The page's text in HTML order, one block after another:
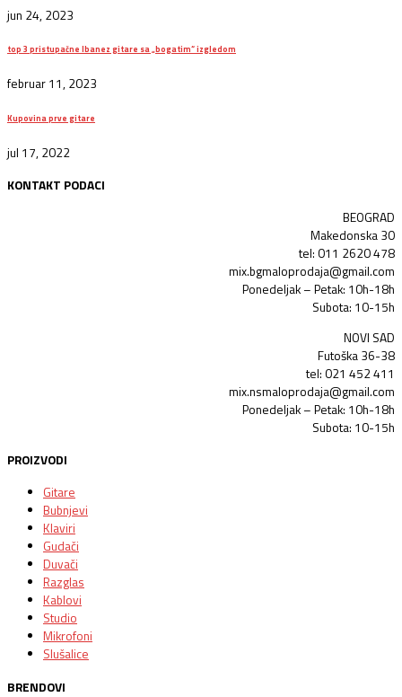
jun 24, 2023
top 3 pristupačne Ibanez gitare sa „bogatim“ izgledom
februar 11, 2023
Kupovina prve gitare
jul 17, 2022
KONTAKT PODACI
BEOGRAD
Makedonska 30
tel: 011 2620 478
mix.bgmaloprodaja@gmail.com
Ponedeljak – Petak: 10h-18h
Subota: 10-15h
NOVI SAD
Futoška 36-38
tel: 021 452 411
mix.nsmaloprodaja@gmail.com
Ponedeljak – Petak: 10h-18h
Subota: 10-15h
PROIZVODI
Gitare
Bubnjevi
Klaviri
Gudači
Duvači
Razglas
Kablovi
Studio
Mikrofoni
Slušalice
BRENDOVI